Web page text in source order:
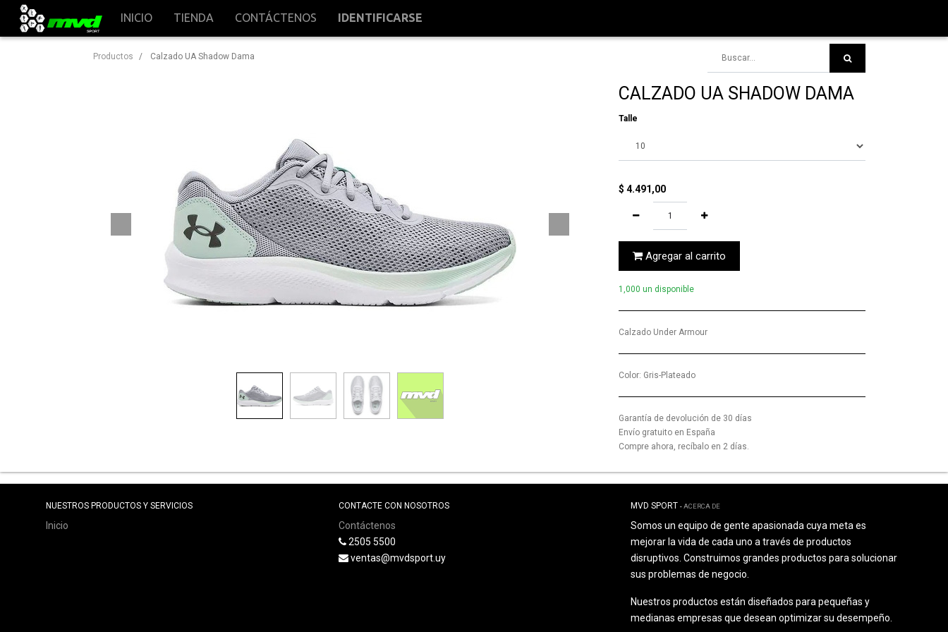
INICIO TIENDA CONTÁCTENOS IDENTIFICARSE
Productos Calzado UA Shadow Dama
CALZADO UA SHADOW DAMA
Talle
$ 4.491,00
Agregar al carrito
1,000 un disponible
Calzado Under Armour
Color: Gris-Plateado
Garantía de devolución de 30 días
Envío gratuito en España
Compre ahora, recíbalo en 2 días.
NUESTROS PRODUCTOS Y SERVICIOS
Inicio
CONTACTE CON NOSOTROS
Contáctenos
2505 5500
ventas@mvdsport.uy
MVD SPORT -ACERCA DE
Somos un equipo de gente apasionada cuya meta es
mejorar la vida de cada uno a través de productos
disruptivos. Construimos grandes productos para solucionar
sus problemas de negocio.
Nuestros productos están diseñados para pequeñas y
medianas empresas que desean optimizar su desempeño.